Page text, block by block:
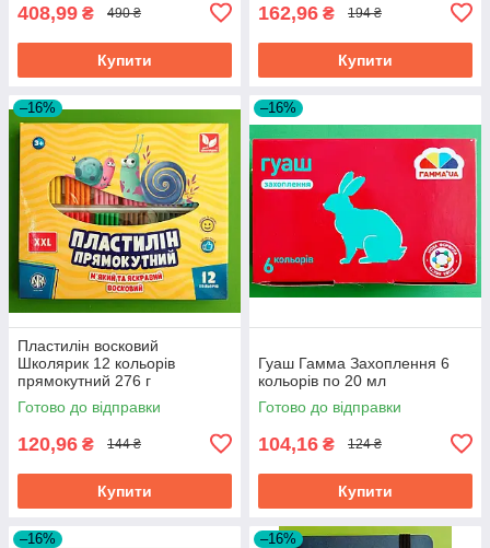
408,99 ₴ 490 ₴
Купити
162,96 ₴ 194 ₴
Купити
–16%
Пластилін восковий
Школярик 12 кольорів
прямокутний 276 г
Готово до відправки
120,96 ₴ 144 ₴
Купити
–16%
Гуаш Гамма Захоплення 6
кольорів по 20 мл
Готово до відправки
104,16 ₴ 124 ₴
Купити
–16% –16%